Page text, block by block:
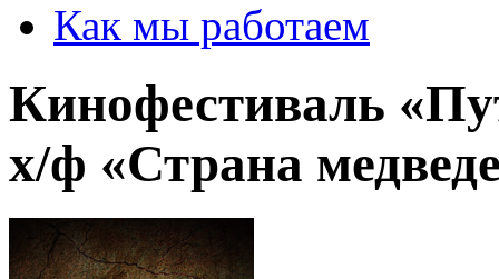
Как мы работаем
Кинофестиваль
х/ф «Страна